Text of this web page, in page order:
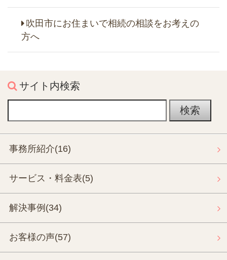
吹田市にお住まいで相続の相談をお考えの
方へ
サイト内検索
事務所紹介(16)
サービス・料金表(5)
解決事例 (34)
お客様の声(57)